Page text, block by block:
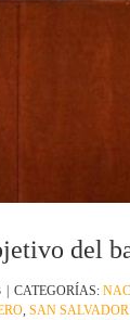
del
CATEGORÍAS:
, SAN SALVADOR